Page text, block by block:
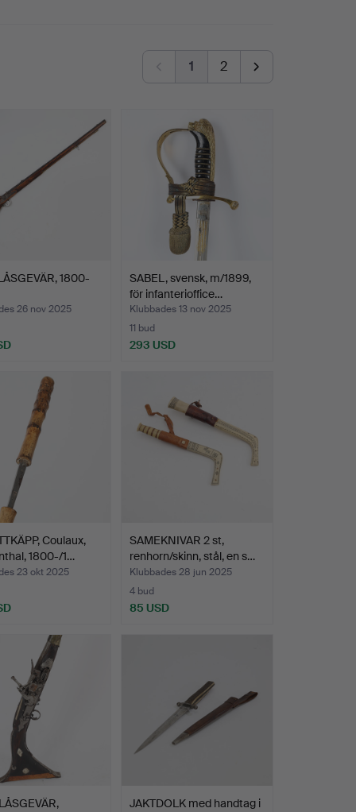
1 2
1800-
26 nov 2025
SABEL, svensk, m/1899,
för infanterioffice…
Klubbades 13 nov 2025
11 bud
293 USD
Coulaux,
1800-/1…
23 okt 2025
SAMEKNIVAR 2 st,
renhorn/skinn, stål, en s…
Klubbades 28 jun 2025
4 bud
85 USD
JAKTDOLK med handtag i